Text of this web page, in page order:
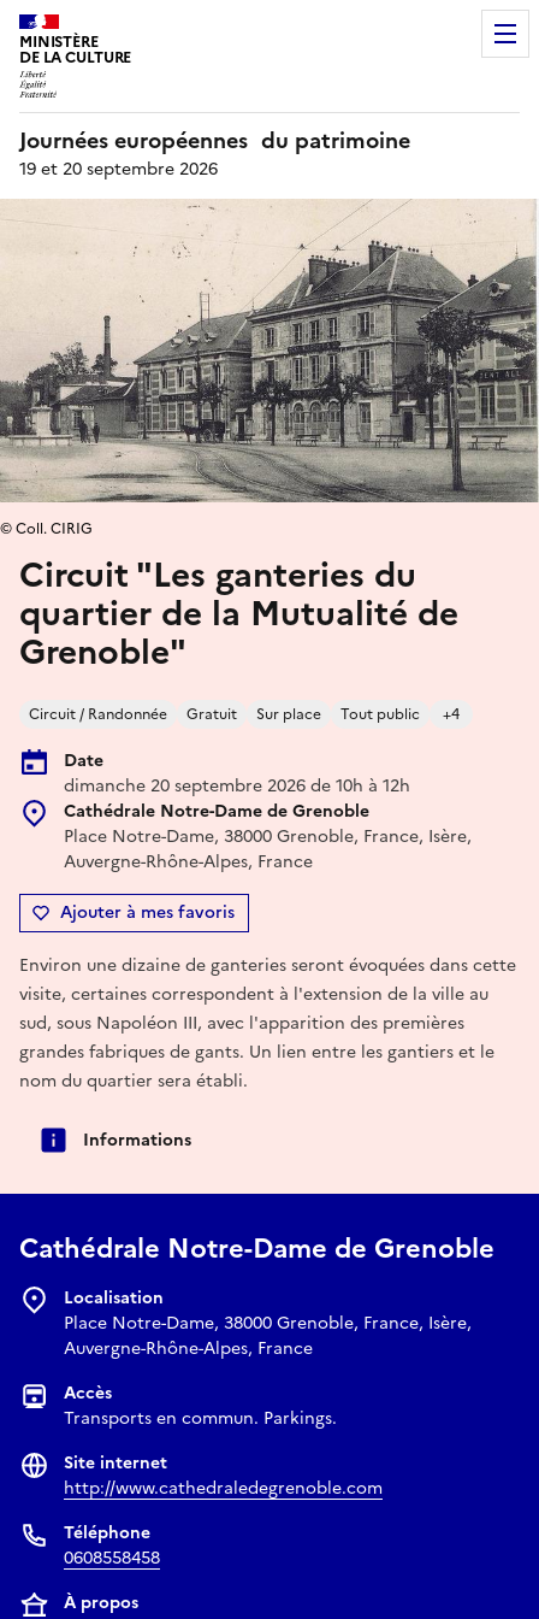
MINISTÈRE
DE LA CULTURE
Journées européennes du patrimoine
19 et 20 septembre 2026
Circuit "Les ganteries du
quartier de la Mutualité de
Grenoble"
Circuit / Randonnée Gratuit Sur place Tout public +4
Date
dimanche 20 septembre 2026 de 10h à 12h
Cathédrale Notre-Dame de Grenoble
Place Notre-Dame, 38000 Grenoble, France, Isère,
Auvergne-Rhône-Alpes, France
Ajouter à mes favoris
© Coll. CIRIG
Environ une dizaine de ganteries seront évoquées dans cette
visite, certaines correspondent à l'extension de la ville au
sud, sous Napoléon III, avec l'apparition des premières
grandes fabriques de gants. Un lien entre les gantiers et le
nom du quartier sera établi.
Informations
Cathédrale Notre-Dame de Grenoble
Localisation
Place Notre-Dame, 38000 Grenoble, France, Isère,
Auvergne-Rhône-Alpes, France
Accès
Transports en commun. Parkings.
Site internet
http://www.cathedraledegrenoble.com
Téléphone
0608558458
À propos